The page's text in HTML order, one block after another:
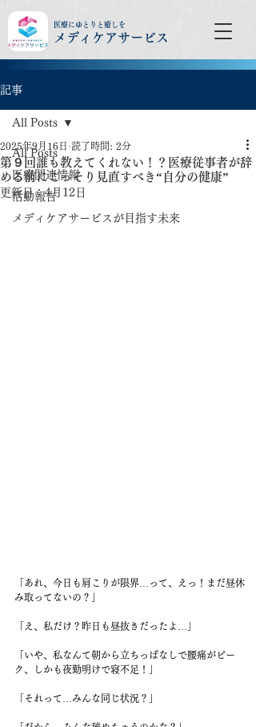
医療にゆとりと癒しを
メディケアサービス
記事
All Posts
医療関連情報
活動報告
メディケアサービスが目指す未来
All Posts
第９回誰も教えてくれない！？医療従事者が辞
める前にこっそり見直すべき“自分の健康”
2025年9月16日 読了時間: 2分
更新日：4月12日
「あれ、今日も肩こりが限界…って、えっ！まだ昼休
み取ってないの？」
「え、私だけ？昨日も昼抜きだったよ…」
「いや、私なんて朝から立ちっぱなしで腰痛がピー
ク、しかも夜勤明けで寝不足！」
「それって…みんな同じ状況？」